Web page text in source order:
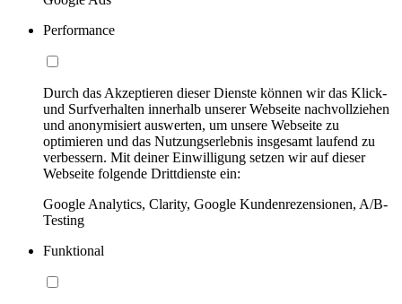
Performance
Durch das Akzeptieren dieser Dienste können wir das Klick-
und Surfverhalten innerhalb unserer Webseite nachvollziehen
und anonymisiert auswerten, um unsere Webseite zu
optimieren und das Nutzungserlebnis insgesamt laufend zu
verbessern. Mit deiner Einwilligung setzen wir auf dieser
Webseite folgende Drittdienste ein:
Google Analytics, Clarity, Google Kundenrezensionen, A/B-
Testing
Funktional